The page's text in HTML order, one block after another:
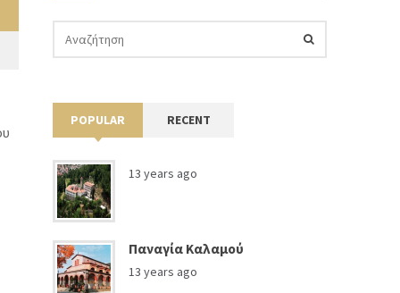
POPULAR RECENT
13 years ago
Παναγία Καλαμού
13 years ago